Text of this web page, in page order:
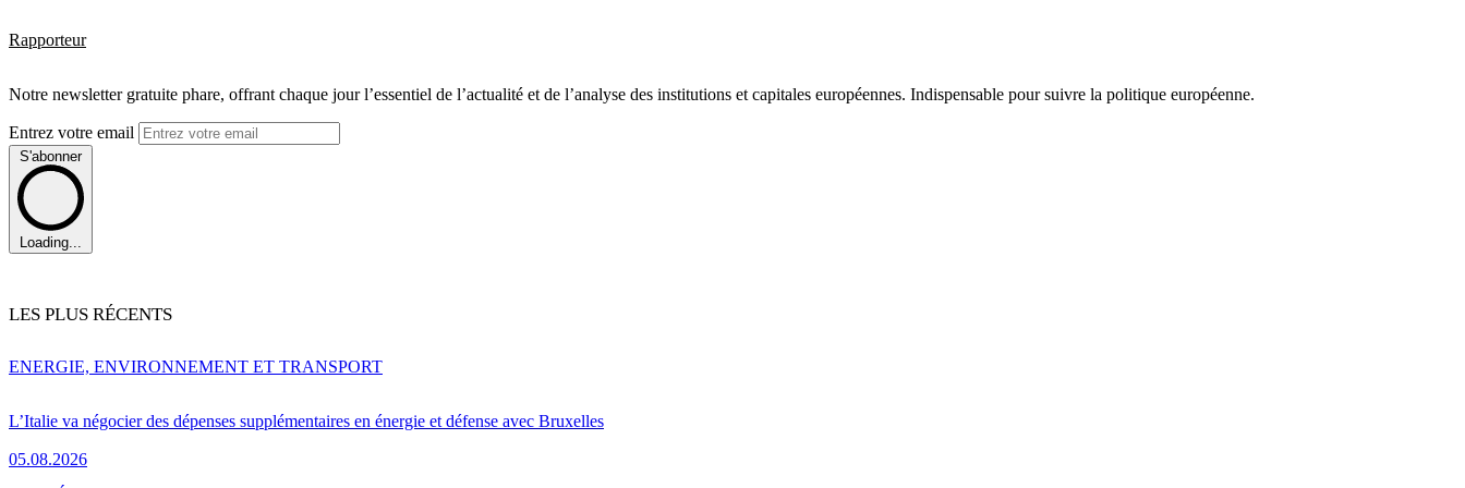
Rapporteur
Notre newsletter gratuite phare, offrant chaque jour l’essentiel de l’actualité et de l’analyse des institutions et capitales européennes. Indispensable pour suivre la politique européenne.
Entrez votre email
S'abonner
Loading...
LES PLUS RÉCENTS
L’Italie va négocier des dépenses supplémentaires en énergie et défense avec Bruxelles
05.08.2026
ENERGIE, ENVIRONNEMENT ET TRANSPORT